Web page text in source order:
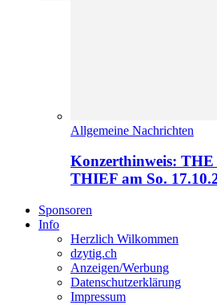
Allgemeine Nachrichten
Konzerthinweis:
THIEF am So.
Sponsoren
Info
Herzlich Wilkommen
dzytig.ch
Anzeigen/Werbung
Datenschutzerklärung
Impressum